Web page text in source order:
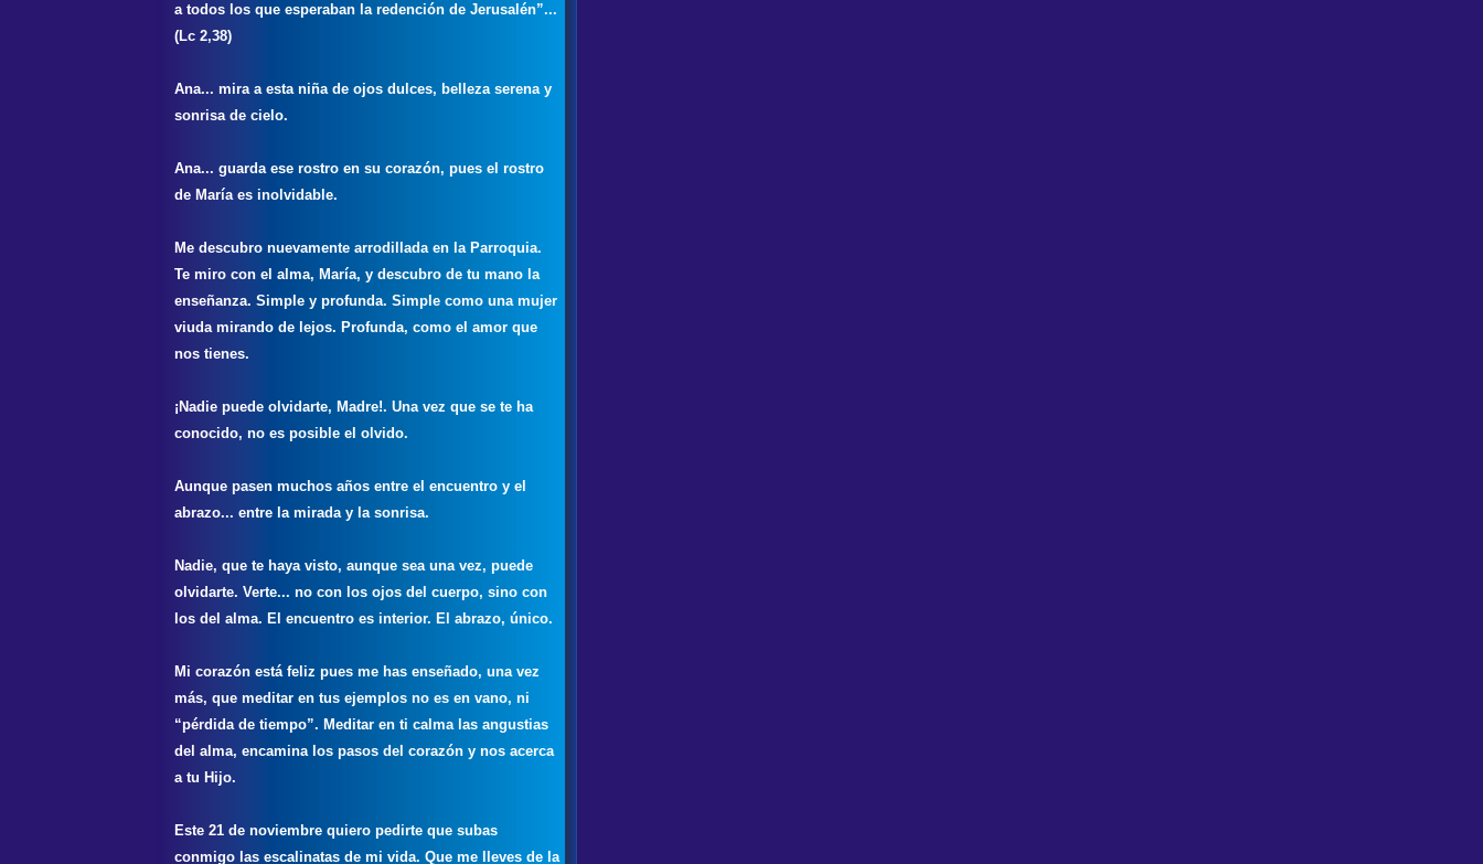
a todos los que esperaban la redención de Jerusalén”...
(Lc 2,38)
Ana... mira a esta niña de ojos dulces, belleza serena y
sonrisa de cielo.
Ana... guarda ese rostro en su corazón, pues el rostro
de María es inolvidable.
Me descubro nuevamente arrodillada en la Parroquia.
Te miro con el alma, María, y descubro de tu mano la
enseñanza. Simple y profunda. Simple como una mujer
viuda mirando de lejos. Profunda, como el amor que
nos tienes.
¡Nadie puede olvidarte, Madre!. Una vez que se te ha
conocido, no es posible el olvido.
Aunque pasen muchos años entre el encuentro y el
abrazo... entre la mirada y la sonrisa.
Nadie, que te haya visto, aunque sea una vez, puede
olvidarte. Verte... no con los ojos del cuerpo, sino con
los del alma. El encuentro es interior. El abrazo, único.
Mi corazón está feliz pues me has enseñado, una vez
más, que meditar en tus ejemplos no es en vano, ni
“pérdida de tiempo”. Meditar en ti calma las angustias
del alma, encamina los pasos del corazón y nos acerca
a tu Hijo.
Este 21 de noviembre quiero pedirte que subas
conmigo las escalinatas de mi vida. Que me lleves de la